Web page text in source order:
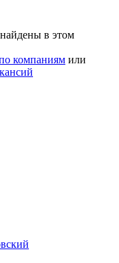
в этом
компаниям или